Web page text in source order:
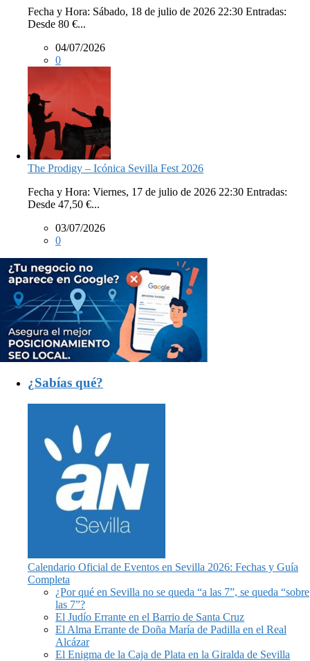
Fecha y Hora: Sábado, 18 de julio de 2026 22:30 Entradas:
Desde 80 €...
04/07/2026
0
The Prodigy – Icónica Sevilla Fest 2026
Fecha y Hora: Viernes, 17 de julio de 2026 22:30 Entradas:
Desde 47,50 €...
03/07/2026
0
¿Sabías qué?
Calendario Oficial de Eventos en Sevilla 2026: Fechas y Guía
Completa
¿Por qué en Sevilla no se queda “a las 7”, se queda “sobre
las 7”?
El Judío Errante en el Barrio de Santa Cruz
El Alma Errante de Doña María de Padilla en el Real
Alcázar
El Enigma de la Caja de Plata en la Giralda de Sevilla